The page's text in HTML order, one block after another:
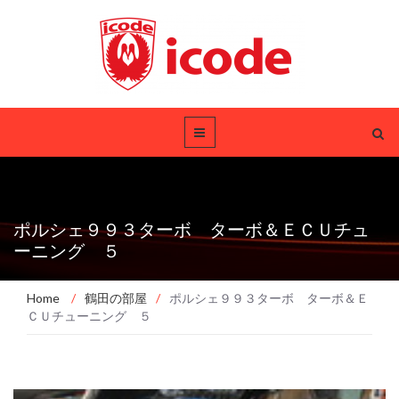
ポルシェ９９３ターボ ターボ＆ＥＣＵチュ
ーニング ５
Home / 鶴田の部屋 /
ポルシェ９９３ターボ ターボ＆Ｅ
ＣＵチューニング ５